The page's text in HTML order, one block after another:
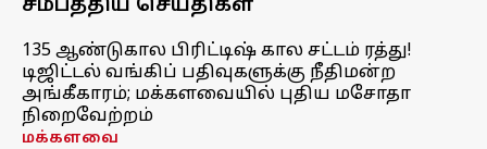
சமீபத்திய செய்திகள்
135 ஆண்டுகால பிரிட்டிஷ் கால சட்டம் ரத்து!
டிஜிட்டல் வங்கிப் பதிவுகளுக்கு நீதிமன்ற
அங்கீகாரம்; மக்களவையில் புதிய மசோதா
நிறைவேற்றம்
மக்களவை